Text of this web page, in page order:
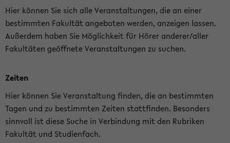
Hier können Sie sich alle Veranstaltungen, die an einer
bestimmten Fakultät angeboten werden, anzeigen lassen.
Außerdem haben Sie Möglichkeit für Hörer anderer/aller
Fakultäten geöffnete Veranstaltungen zu suchen.
Zeiten
Hier können Sie Veranstaltung finden, die an bestimmten
Tagen und zu bestimmten Zeiten stattfinden. Besonders
sinnvoll ist diese Suche in Verbindung mit den Rubriken
Fakultät und Studienfach.